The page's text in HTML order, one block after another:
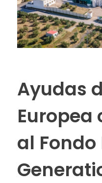
Ayudas
Europea
al Fondo